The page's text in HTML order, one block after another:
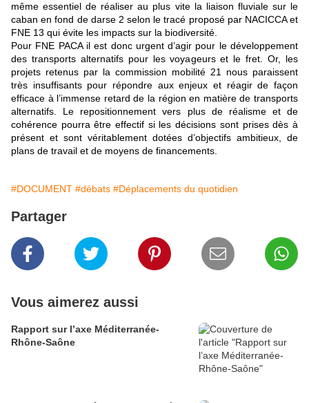
même essentiel de réaliser au plus vite la liaison fluviale sur le
caban en fond de darse 2 selon le tracé proposé par NACICCA et
FNE 13 qui évite les impacts sur la biodiversité.
Pour FNE PACA il est donc urgent d’agir pour le développement
des transports alternatifs pour les voyageurs et le fret. Or, les
projets retenus par la commission mobilité 21 nous paraissent
très insuffisants pour répondre aux enjeux et réagir de façon
efficace à l’immense retard de la région en matière de transports
alternatifs. Le repositionnement vers plus de réalisme et de
cohérence pourra être effectif si les décisions sont prises dès à
présent et sont véritablement dotées d’objectifs ambitieux, de
plans de travail et de moyens de financements.
#DOCUMENT #débats #Déplacements du quotidien
Partager
Vous aimerez aussi
Rapport sur l’axe Méditerranée-
Rhône-Saône